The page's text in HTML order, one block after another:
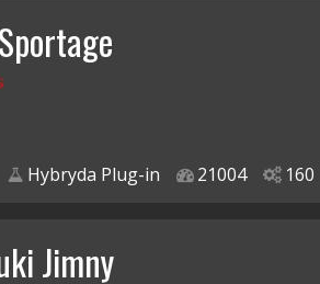
Hybryda Plug-in 21004 160
Jimny